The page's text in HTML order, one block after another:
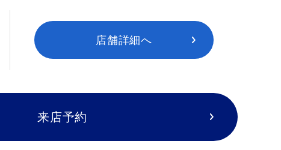
店舗詳細へ
来店予約